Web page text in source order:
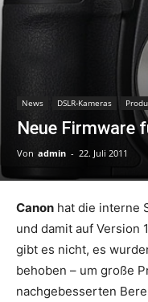
News DSLR-Kameras
Neue Firmware
Von admin - 22. Juli 2011
Canon hat die interne
und damit auf Version
gibt es nicht, es
behoben – um große
nachgebesserten